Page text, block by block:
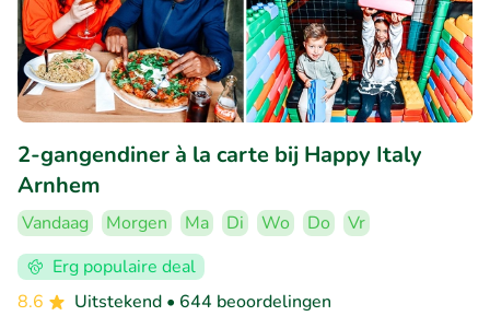
2-gangendiner à la carte bij Happy Italy
Arnhem
Vandaag Morgen Ma Di Wo Do
Vr
Erg populaire deal
8.6
Uitstekend • 644 beoordelingen